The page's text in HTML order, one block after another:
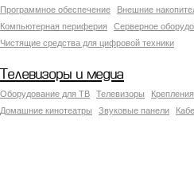
Программное обеспечение
Внешние
Компьютерная периферия
Серверное
Чистящие средства для цифровой техники
Телевизоры и медиа
Оборудование для ТВ Телевизоры
Домашние кинотеатры
Звуковые панели